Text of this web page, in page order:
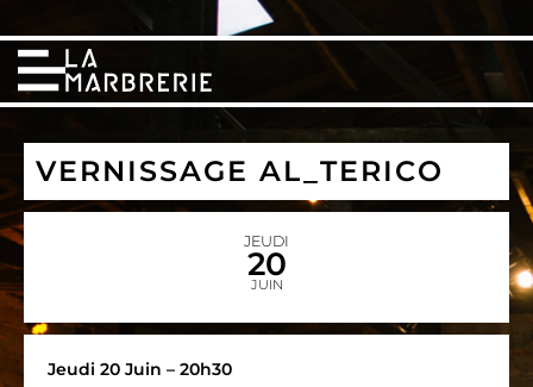
VERNISSAGE AL_TERICO
JEUDI
20
JUIN
Jeudi 20 Juin – 20h30